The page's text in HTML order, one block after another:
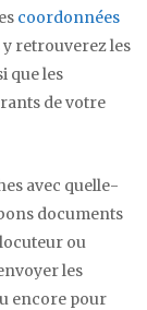
coordonnées
y retrouverez les
que les
de votre
avec quelle-
documents
ou
les
encore pour